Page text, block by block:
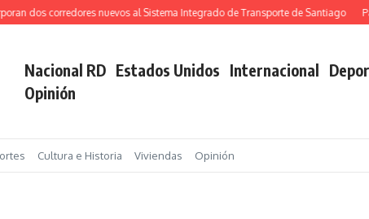
dos corredores nuevos al Sistema Integrado de Transporte de Santiago
Nacional RD Estados Unidos Internacional
Opinión
Cultura e Historia Viviendas Opinión